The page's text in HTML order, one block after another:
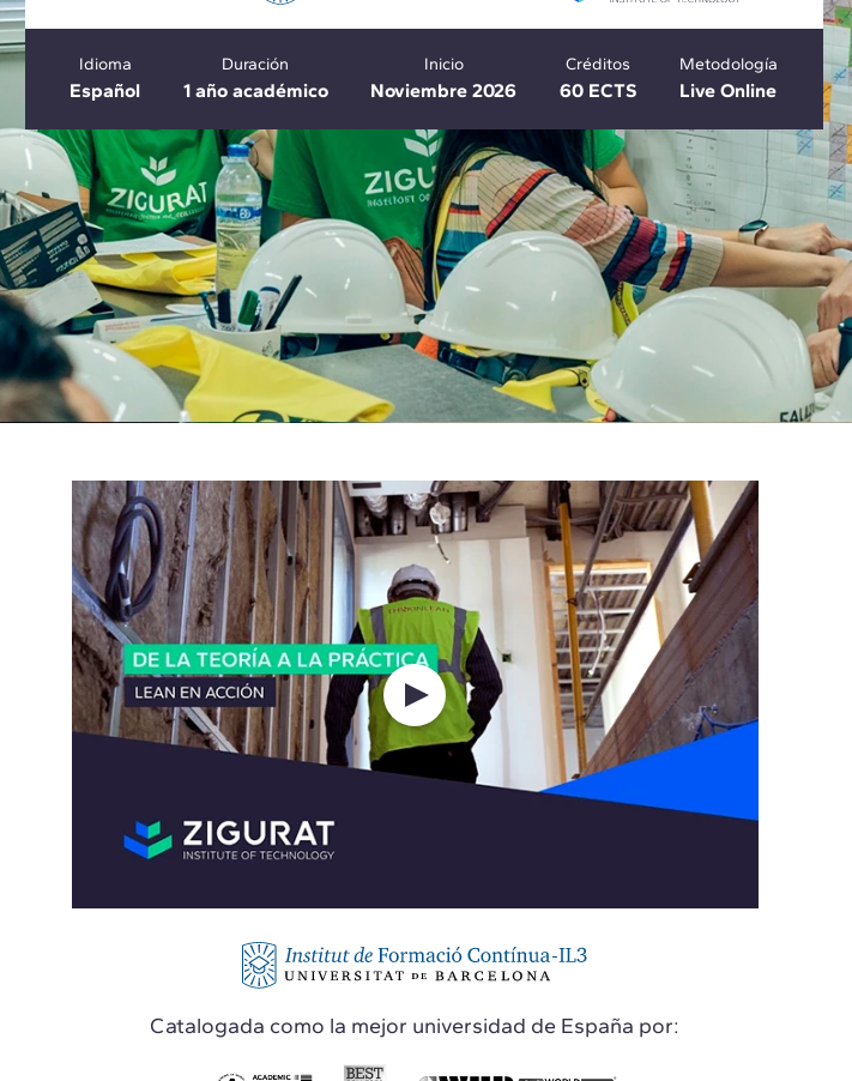
Idioma
Español
Duración
1 año académico
Inicio
Noviembre 2026
Créditos
60 ECTS
Metodología
Live Online
Catalogada como la mejor universidad de España por: